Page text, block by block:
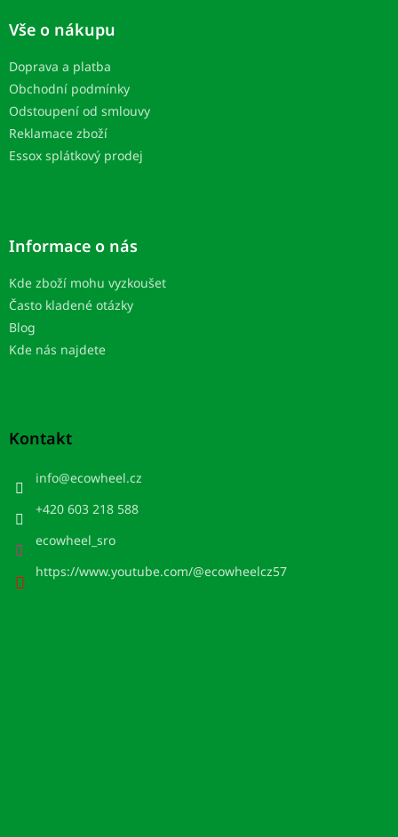
Vše o nákupu
Doprava a platba
Obchodní podmínky
Odstoupení od smlouvy
Reklamace zboží
Essox splátkový prodej
Informace o nás
Kde zboží mohu vyzkoušet
Často kladené otázky
Blog
Kde nás najdete
Kontakt
info@ecowheel.cz
+420 603 218 588
ecowheel_sro
https://www.youtube.com/@ecowheelcz57